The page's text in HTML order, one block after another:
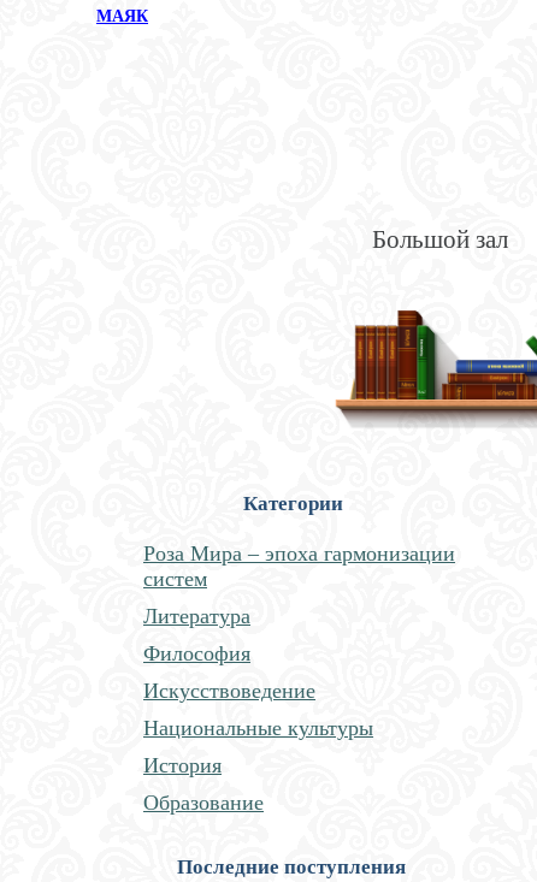
МАЯК
Большой зал
Категории
Роза Мира – эпоха гармонизации
систем
Литература
Философия
Искусствоведение
Национальные культуры
История
Образование
Последние поступления